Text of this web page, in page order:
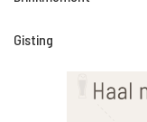
Gisting